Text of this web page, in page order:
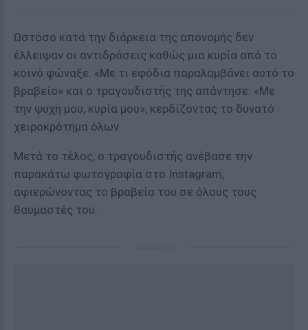
Ωστόσο κατά την διάρκεια της απονομής δεν
έλλειψαν οι αντιδράσεις καθώς μια κυρία από το
κοινό φώναξε: «Με τι εφόδια παραλαμβάνει αυτό το
βραβείο» και ο τραγουδιστής της απάντησε: «Με
την ψυχή μου, κυρία μου», κερδίζοντας το δυνατό
χειροκρότημα όλων.
Μετά το τέλος, ο τραγουδιστής ανέβασε την
παρακάτω φωτογραφία στο Instagram,
αφιερώνοντας το βραβείο του σε όλους τους
θαυμαστές του: